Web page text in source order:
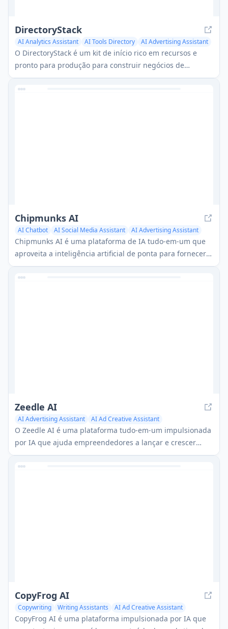
DirectoryStack
AI Analytics Assistant AI Tools Directory AI Advertising Assistant
O DirectoryStack é um kit de início rico em recursos e
pronto para produção para construir negócios de
diretório geradores de receita com Next.js 14, oferecendo
geração de conteúdo impulsionada por IA, componentes
Chipmunks AI
AI Chatbot AI Social Media Assistant AI Advertising Assistant
Chipmunks AI é uma plataforma de IA tudo-em-um que
aproveita a inteligência artificial de ponta para fornecer
ferramentas inovadoras para escrita, geração de
imagens, criação de voz e muito mais, simplificando e
Zeedle AI
AI Advertising Assistant
AI Ad Creative Assistant
AI Ad Generator
O Zeedle AI é uma plataforma tudo-em-um impulsionada
por IA que ajuda empreendedores a lançar e crescer
negócios, fornecendo ideias de negócios, criação de sites,
criativos publicitários e ferramentas de análise.
CopyFrog AI
Copywriting Writing Assistants AI Ad Creative Assistant
CopyFrog AI é uma plataforma impulsionada por IA que